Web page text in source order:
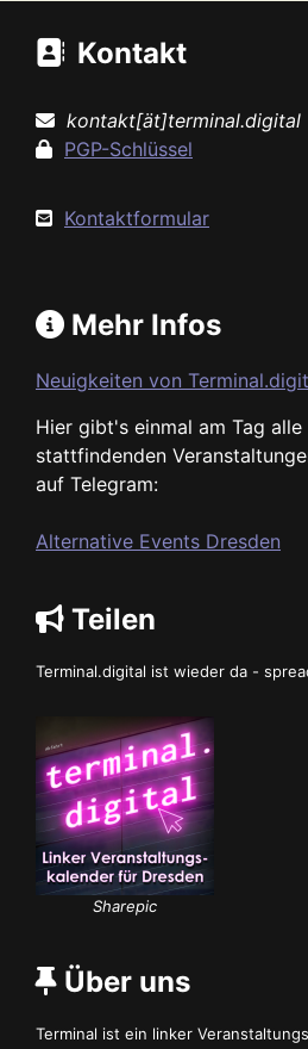
Kontakt
kontakt[ät]terminal.digital
PGP-Schlüssel
Kontaktformular
Mehr Infos
Neuigkeiten von
Hier gibt's einmal am Tag
stattfindenden
auf Telegram:
Alternative Events Dresden
Teilen
Terminal.digital ist wieder da -
Sharepic
Über uns
Terminal ist ein linker